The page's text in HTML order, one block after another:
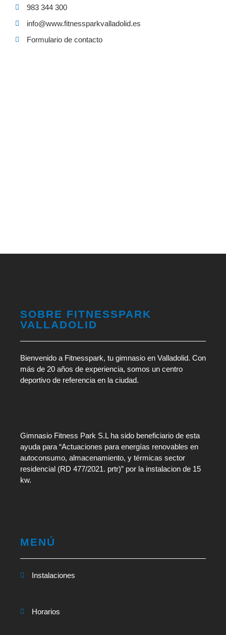
983 344 300
info@www.fitnessparkvalladolid.es
Formulario de contacto
SOBRE FITNESSPARK
VALLADOLID
Bienvenido a Fitnesspark, tu gimnasio en Valladolid. Con
más de 20 años de experiencia, somos un centro
deportivo de referencia en la ciudad.
Gimnasio Fitness Park S.L ha sido beneficiario de esta
ayuda para “Actuaciones para energías renovables en
autoconsumo, almacenamiento, y térmicas sector
residencial (RD 477/2021. prtr)” por la instalacion de 15
kw.
MENÚ
Instalaciones
Horarios